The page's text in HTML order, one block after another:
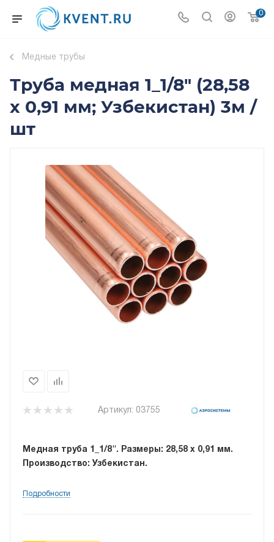
0
Медные трубы
Труба медная 1_1/8" (28,58
х 0,91 мм; Узбекистан) 3м /
шт
Артикул: 03755
Медная труба 1_1/8". Размеры: 28,58 х 0,91 мм.
Производство: Узбекистан.
Подробности